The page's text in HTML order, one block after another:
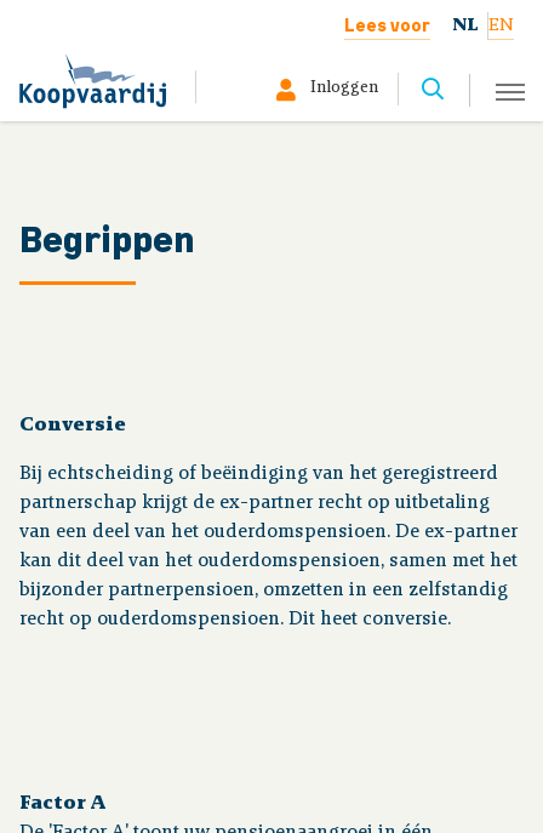
Lees voor NL EN
Gepensioneerd
Inloggen
Uw situatie
Over pensioen
Begrippen
Conversie
Bij echtscheiding of beëindiging van het geregistreerd
partnerschap krijgt de ex-partner recht op uitbetaling
van een deel van het ouderdomspensioen. De ex-partner
kan dit deel van het ouderdomspensioen, samen met het
bijzonder partnerpensioen, omzetten in een zelfstandig
recht op ouderdomspensioen. Dit heet conversie.
Factor A